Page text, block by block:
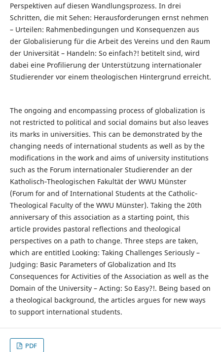
Perspektiven auf diesen Wandlungsprozess. In drei
Schritten, die mit Sehen: Herausforderungen ernst nehmen
– Urteilen: Rahmenbedingungen und Konsequenzen aus
der Globalisierung für die Arbeit des Vereins und den Raum
der Universität – Handeln: So einfach?! betitelt sind, wird
dabei eine Profilierung der Unterstützung internationaler
Studierender vor einem theologischen Hintergrund erreicht.
The ongoing and encompassing process of globalization is
not restricted to political and social domains but also leaves
its marks in universities. This can be demonstrated by the
changing needs of international students as well as by the
modifications in the work and aims of university institutions
such as the Forum internationaler Studierender an der
Katholisch‐Theologischen Fakultät der WWU Münster
(Forum for and of International Students at the Catholic‐
Theological Faculty of the WWU Münster). Taking the 20th
anniversary of this association as a starting point, this
article provides pastoral reflections and theological
perspectives on a path to change. Three steps are taken,
which are entitled Looking: Taking Challenges Seriously –
Judging: Basic Parameters of Globalization and Its
Consequences for Activities of the Association as well as the
Domain of the University – Acting: So Easy?!. Being based on
a theological background, the articles argues for new ways
to support international students.
PDF